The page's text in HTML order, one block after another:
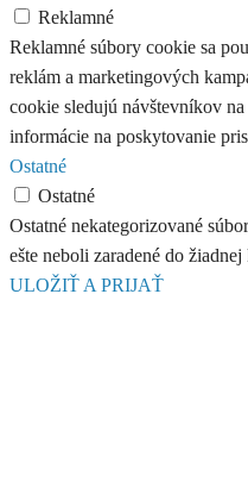
Reklamné
Reklamné súbory cookie sa
reklám a marketingových
cookie sledujú návštevníkov
informácie na poskytovanie
Ostatné
Ostatné
Ostatné nekategorizované
ešte neboli zaradené do žiadnej
ULOŽIŤ A PRIJAŤ